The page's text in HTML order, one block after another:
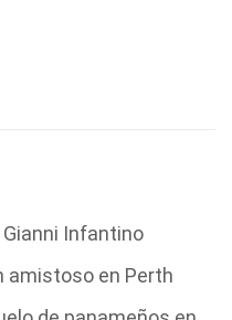
Infantino
amistoso en Perth